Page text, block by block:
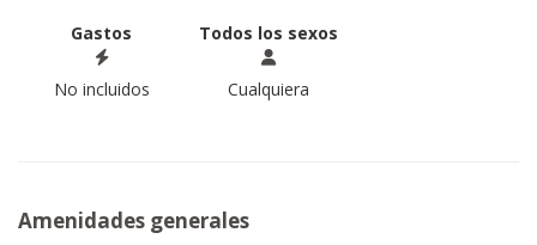
Gastos
No incluidos
Todos los sexos
Cualquiera
Amenidades generales